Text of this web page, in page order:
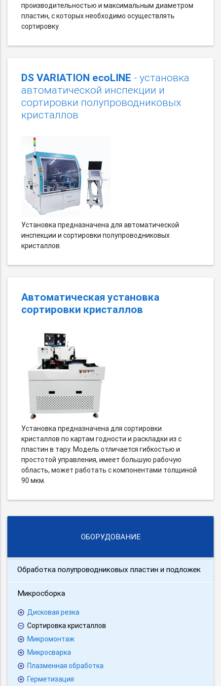
производительностью и максимальным диаметром
пластин, с которых необходимо осуществлять
сортировку.
DS VARIATION ecoLINE - установка
автоматической инспекции и
сортировки полупроводниковых
кристаллов
Установка предназначена для автоматической
инспекции и сортировки полупроводниковых
кристаллов.
Автоматическая установка
сортировки кристаллов
Установка предназначена для сортировки
кристаллов по картам годности и раскладки из с
пластин в тару. Модель отличается гибкостью и
простотой управления, имеет большую рабочую
область, может работать с компонентами толщиной
90 мкм.
ОБОРУДОВАНИЕ
Обработка полупроводниковых пластин и подложек
Микросборка
Дисковая резка
Cортировка кристаллов
Микромонтаж
Микросварка
Плазменная обработка
Герметизация